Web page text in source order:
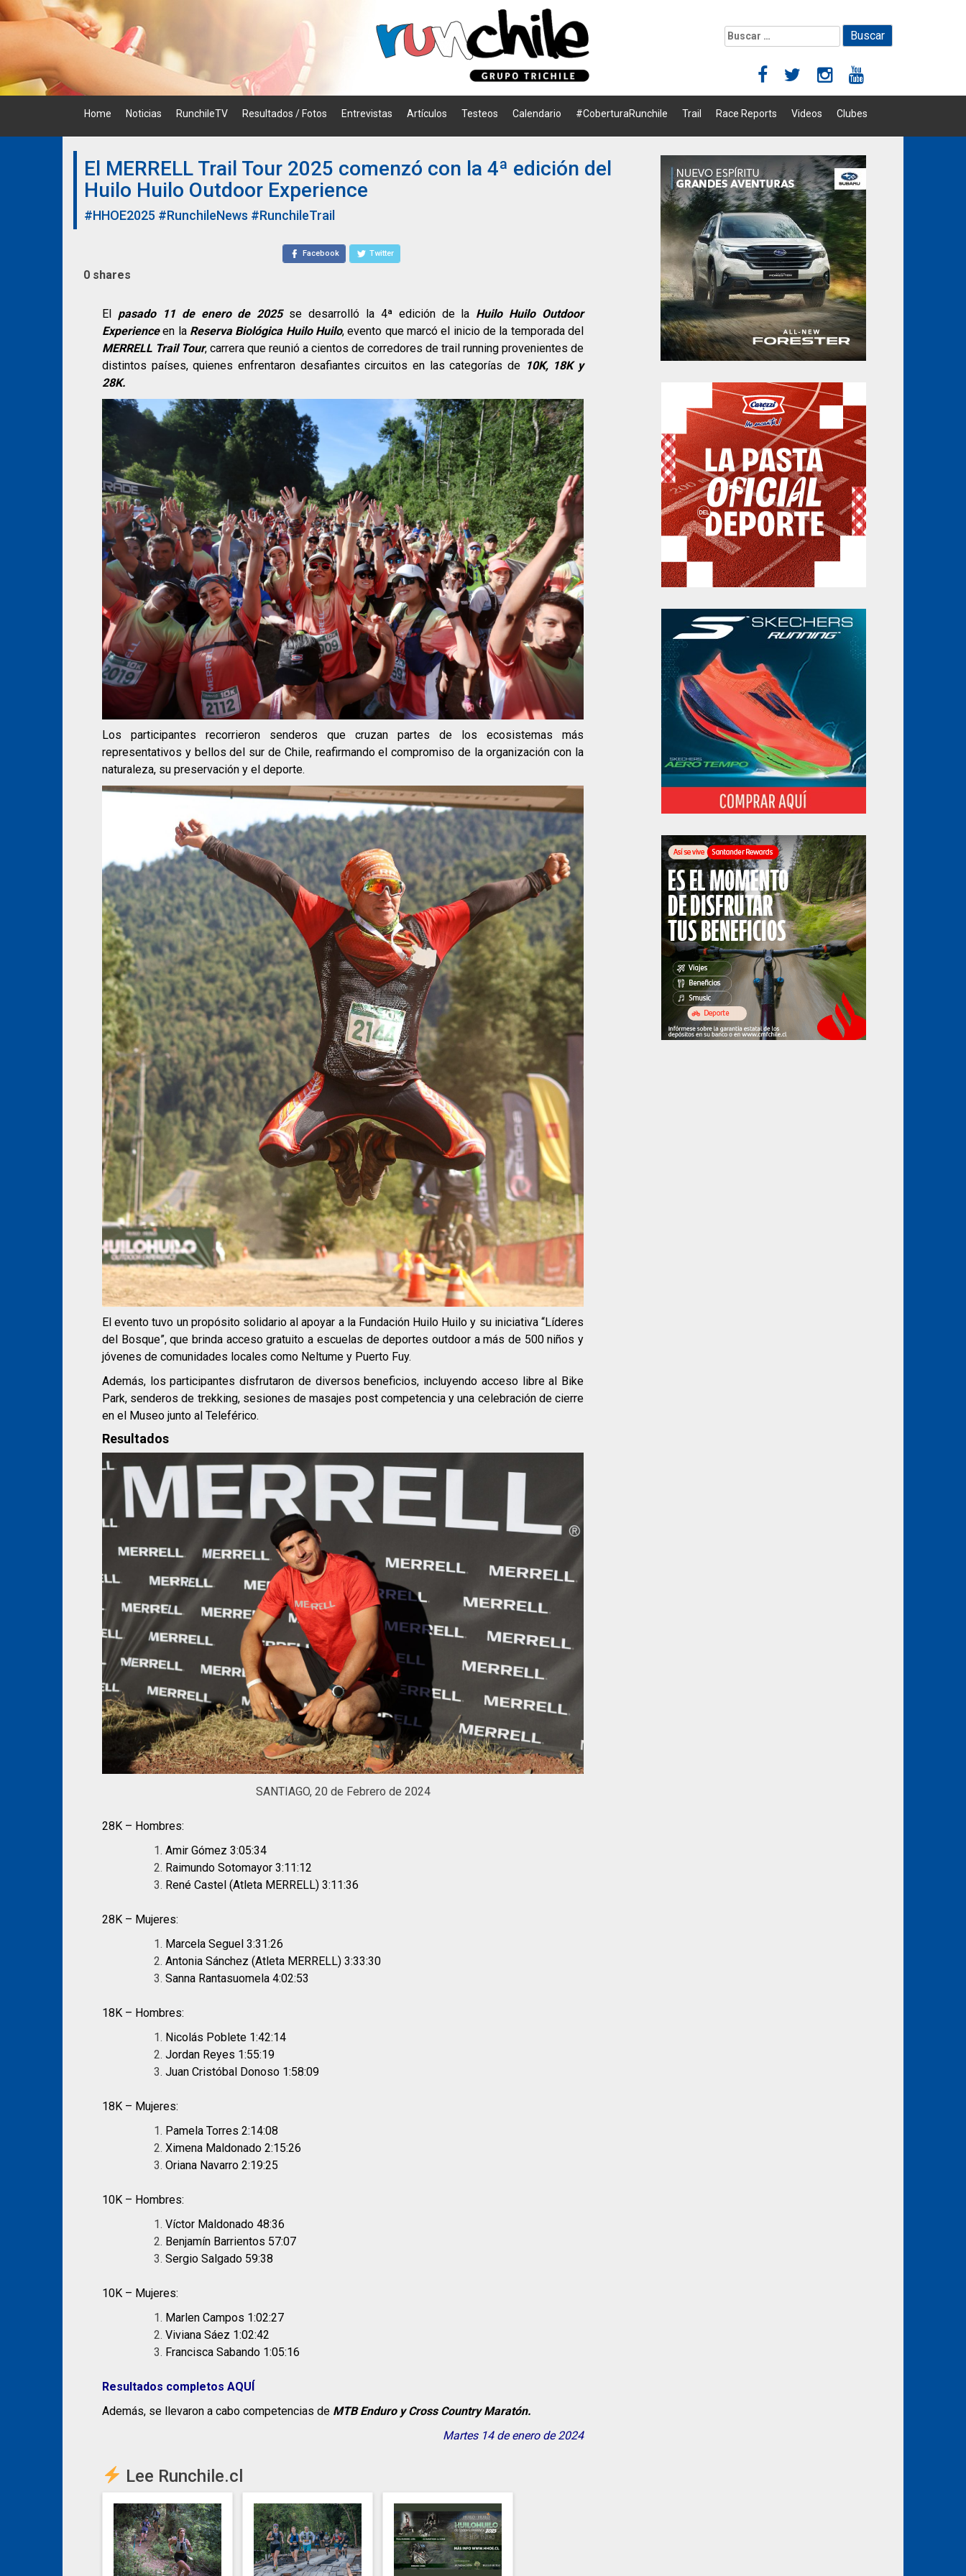
Skip
to
Buscar:
Home Noticias RunchileTV Resultados / Fotos Entrevistas Artículos Testeos Calendario #CoberturaRunchile Trail Race Reports Videos Clubes
El MERRELL Trail Tour 2025 comenzó con la 4ª edición del
Huilo Huilo Outdoor Experience
#HHOE2025 #RunchileNews #RunchileTrail
Facebook Twitter
0 shares
El pasado 11 de enero de 2025se desarrolló la 4ª edición de la Huilo Huilo Outdoor
Experienceen la Reserva Biológica Huilo Huilo, evento que marcó el inicio de la temporada del
MERRELL Trail Tour, carrera que reunió a cientos de corredores de trail running provenientes de
distintos países, quienes enfrentaron desafiantes circuitos en las categorías de 10K, 18K y
28K.
Los participantes recorrieron senderos que cruzan partes de los ecosistemas más
representativos y bellos del sur de Chile, reafirmando el compromiso de la organización con la
naturaleza, su preservación y el deporte.
El evento tuvo un propósito solidario al apoyar a la Fundación Huilo Huilo y su iniciativa “Líderes
del Bosque”, que brinda acceso gratuito a escuelas de deportes outdoor a más de 500 niños y
jóvenes de comunidades locales como Neltume y Puerto Fuy.
Además, los participantes disfrutaron de diversos beneficios, incluyendo acceso libre al Bike
Park, senderos de trekking, sesiones de masajes post competencia y una celebración de cierre
en el Museo junto al Teleférico.
Resultados
SANTIAGO, 20 de Febrero de 2024
28K – Hombres:
Amir Gómez 3:05:34
Raimundo Sotomayor 3:11:12
René Castel (Atleta MERRELL) 3:11:36
28K – Mujeres:
Marcela Seguel 3:31:26
Antonia Sánchez (Atleta MERRELL) 3:33:30
Sanna Rantasuomela 4:02:53
18K – Hombres:
Nicolás Poblete 1:42:14
Jordan Reyes 1:55:19
Juan Cristóbal Donoso 1:58:09
18K – Mujeres:
Pamela Torres 2:14:08
Ximena Maldonado 2:15:26
Oriana Navarro 2:19:25
10K – Hombres:
Víctor Maldonado 48:36
Benjamín Barrientos 57:07
Sergio Salgado 59:38
10K – Mujeres:
Marlen Campos 1:02:27
Viviana Sáez 1:02:42
Francisca Sabando 1:05:16
Resultados completos AQUÍ
Además, se llevaron a cabo competencias de MTB Enduro y Cross Country Maratón.
Martes 14 de enero de 2024
Lee Runchile.cl